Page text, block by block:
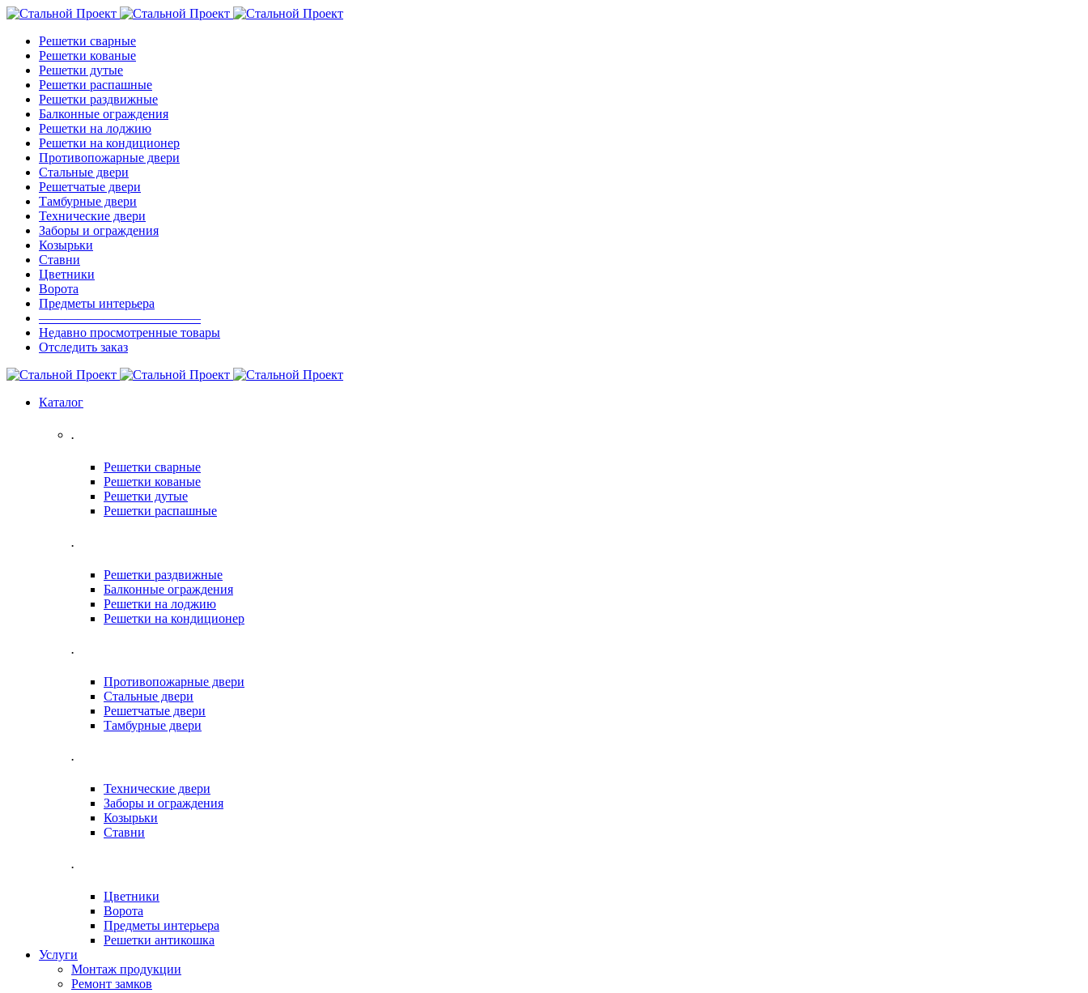
Решетки сварные
Решетки кованые
Решетки дутые
Решетки распашные
Решетки раздвижные
Балконные ограждения
Решетки на лоджию
Решетки на кондиционер
Противопожарные двери
Стальные двери
Решетчатые двери
Тамбурные двери
Технические двери
Заборы и ограждения
Козырьки
Ставни
Цветники
Ворота
Предметы интерьера
————————————–
Недавно просмотренные товары
Отследить заказ
Каталог
.
Решетки сварные
Решетки кованые
Решетки дутые
Решетки распашные
.
Решетки раздвижные
Балконные ограждения
Решетки на лоджию
Решетки на кондиционер
.
Противопожарные двери
Стальные двери
Решетчатые двери
Тамбурные двери
.
Технические двери
Заборы и ограждения
Козырьки
Ставни
.
Цветники
Ворота
Предметы интерьера
Решетки антикошка
Услуги
Монтаж продукции
Ремонт замков